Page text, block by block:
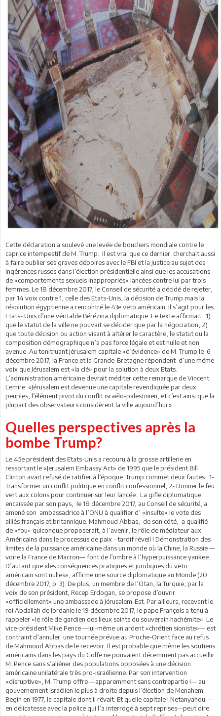
Cette déclaration a soulevé une levée de boucliers mondiale contre le
caprice intempestif de M. Trump. Il est vrai que ce dernier cherchait aussi
à faire oublier ses graves déboires avec le FBI et la justice au sujet des
ingérences russes dans l’élection présidentielle ainsi que les accusations
de «comportements sexuels inappropriés» lancées contre lui par trois
femmes. Le 18 décembre 2017, le Conseil de sécurité a décidé de rejeter,
par 14 voix contre 1, celle des Etats-Unis, la décision de Trump mais la
résolution égyptienne a rencontré le 43e veto américain. Il s’agit pour les
Etats- Unis d’une véritable Bérézina diplomatique. Le texte affirmait : 1)
que le statut de la ville ne pouvait se décider que par la négociation, 2)
que toute décision ou action visant à altérer le caractère, le statut ou la
composition démographique n’a pas force légale et est nulle et non
avenue. Au tonitruant Jérusalem capitale «d’évidence» de M. Trump le 6
décembre 2017, la France et la Grande-Bretagne répondent d’une même
voix que Jérusalem est «la clé» pour la solution à deux Etats.
L’administration américaine devrait méditer cette remarque de Vincent
Lemire: «Jérusalem est devenue une capitale revendiquée par deux
peuples, l’élément pivot du conflit israélo-palestinien, et c’est ainsi que la
plupart des observateurs considèrent la ville aujourd’hui.»
Quelles perspectives après la
bombe Trump?
Le 45e président des Etats-Unis a recouru à la grosse artillerie en
ressortant le «Jerusalem Embassy Act» de 1995 que le président Bill
Clinton avait refusé de ratifier à l’époque. Trump commet deux fautes : 1-
Transformer un conflit politique en conflit confessionnel; 2- Donner le feu
vert aux colons pour continuer sur leur lancée. La gifle diplomatique
encaissée par son pays, le 18 décembre 2017, au Conseil de sécurité, a
amené son ambassadrice à l’ONU à qualifier d’ «insulte» le vote des
alliés français et britannique. Mahmoud Abbas, de son côté, a qualifié
de «fou» quiconque proposerait, à l’avenir, le rôle de médiateur aux
Américains dans le processus de paix - tardif réveil ! Démonstration des
limites de la puissance américaine dans un monde où la Chine, la Russie —
voire la France de Macron— font de l’ombre à l’hyperpuissance yankee.
D’autant que «les conséquences pratiques et juridiques du veto
américain sont nulles», affirme une source diplomatique au Monde (20
décembre 2017, p. 3). De plus, un membre de l’Otan, la Turquie, par la
voix de son président, Recep Erdogan, se propose d’ouvrir
«officiellement» une ambassade à Jérusalem-Est. Par ailleurs, recevant le
roi Abdallah de Jordanie le 19 décembre 2017, le pape François a tenu à
rappeler «le rôle de gardien des lieux saints du souverain hachémite». Le
vice-président Mike Pence —lui-même un ardent «chrétien sioniste»— est
contraint d’annuler une tournée prévue au Proche-Orient face au refus
de Mahmoud Abbas de le recevoir. Il est probable que même les soutiens
américains dans les pays du Golfe ne pouvaient décemment pas accueillir
M. Pence sans s’aliéner des populations opposées à une décision
américaine unilatérale très pro-israélienne. Par son intervention
«disruptive», M. Trump offre —apparemment sans contrepartie !— au
gouvernement israélien le plus à droite depuis l’élection de Menahem
Begin en 1977, la capitale dont il rêvait. Et quelle capitale ! Netanyahou —
en délicatesse avec la police qui l’a interrogé à sept reprises—peut dire